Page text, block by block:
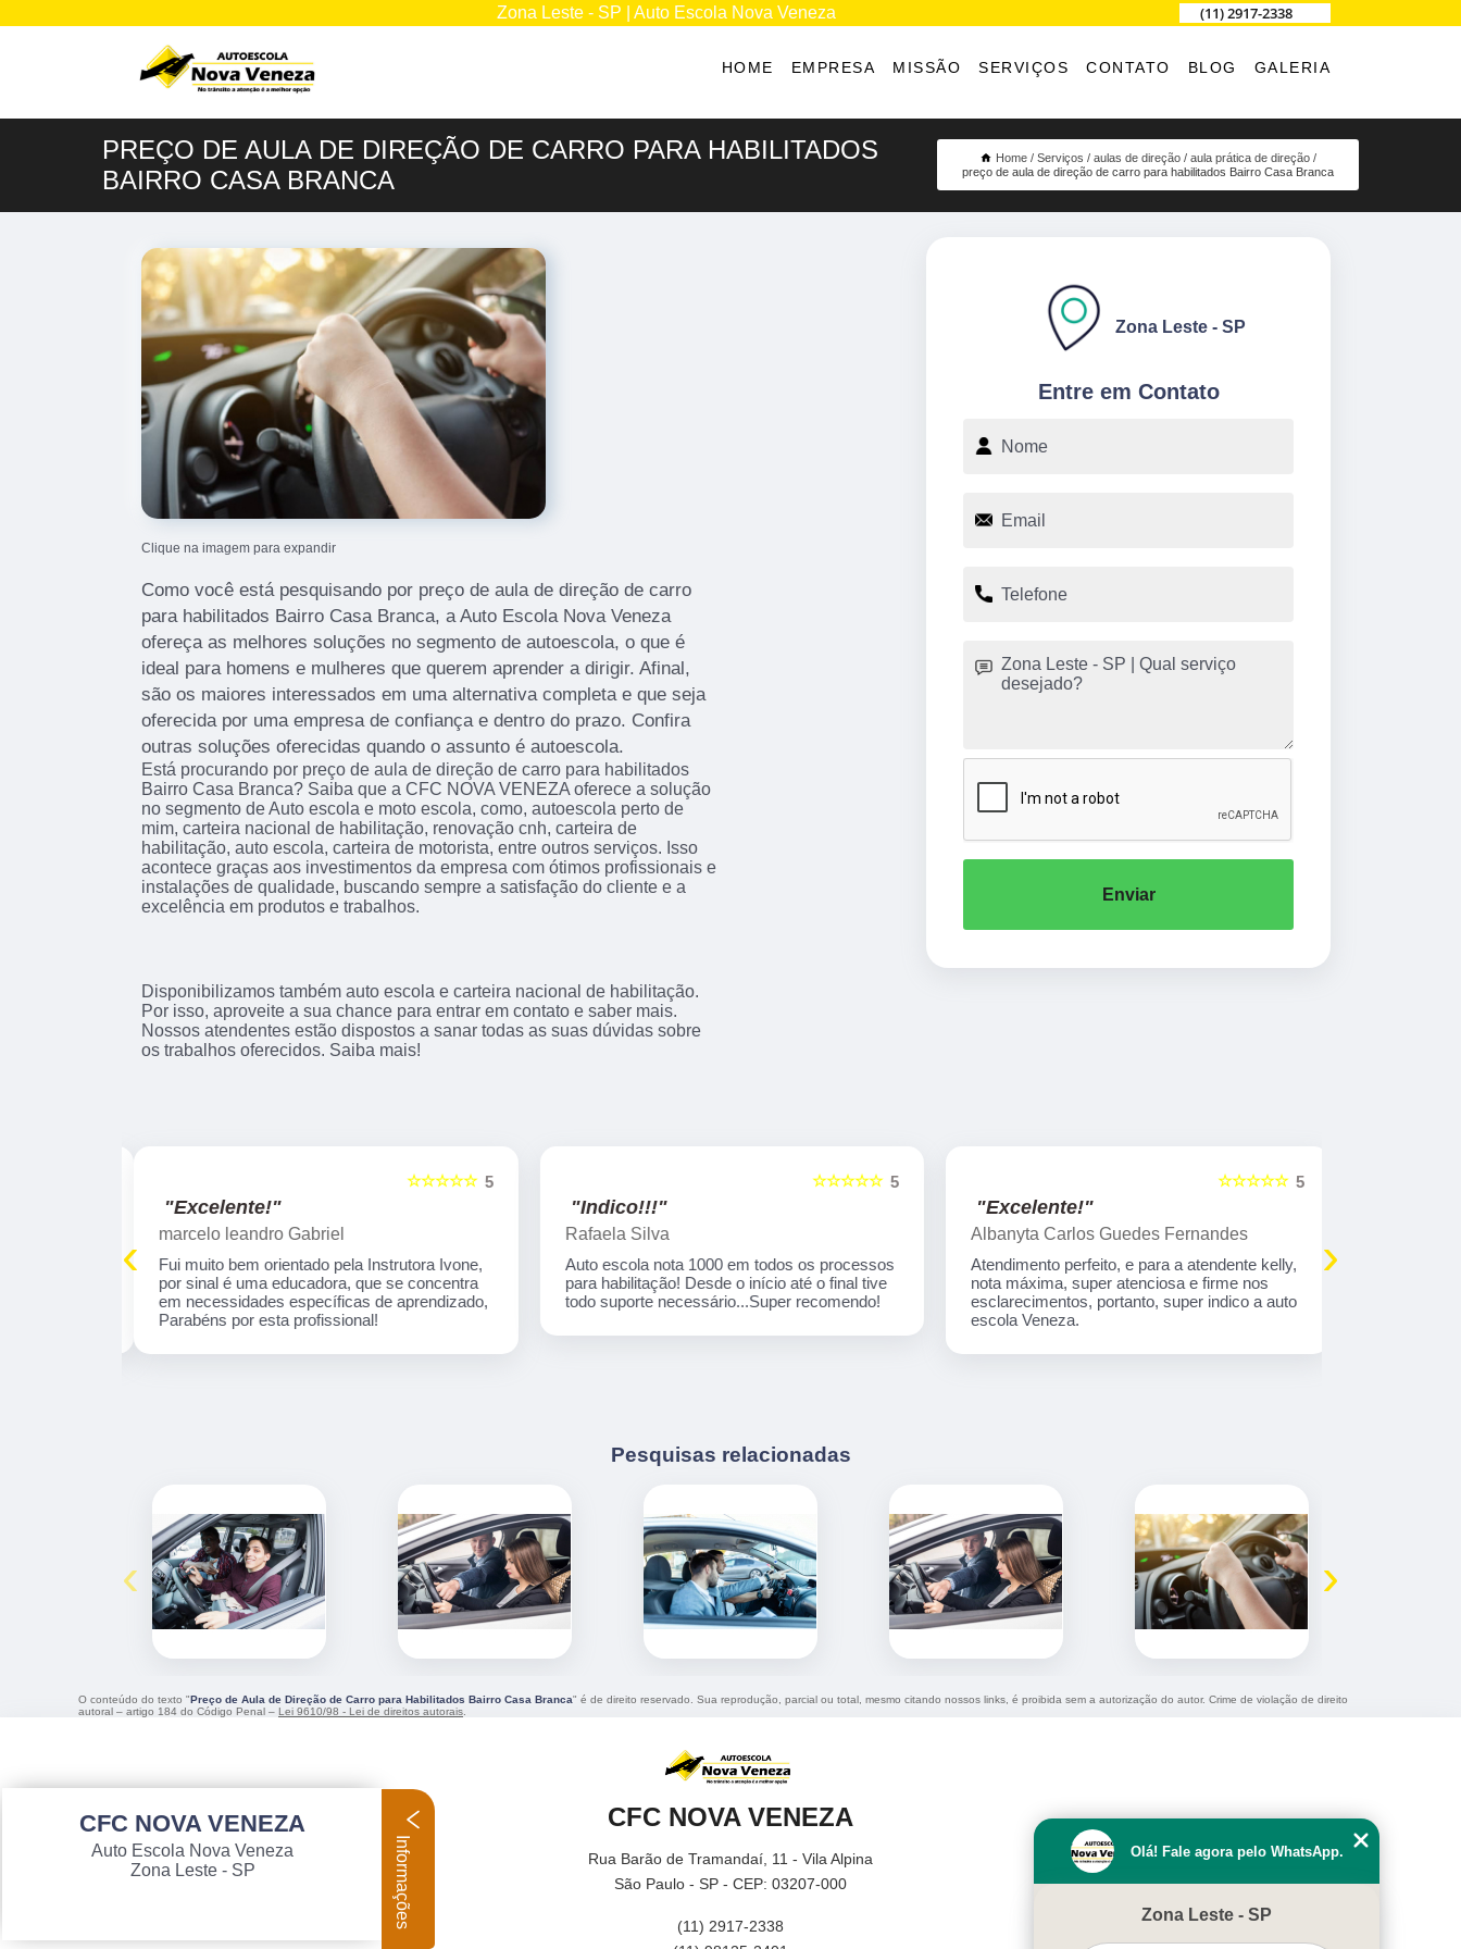
Zona Leste - SP | Auto Escola Nova Veneza (11) 2917-2338
HOME EMPRESA MISSÃO SERVIÇOS CONTATO BLOG GALERIA
PREÇO DE AULA DE DIREÇÃO DE CARRO PARA HABILITADOS
BAIRRO CASA BRANCA
Home Serviços aulas de direção
aula prática de direção
preço de aula de direção de carro para habilitados Bairro Casa Branca
Clique na imagem para expandir
Como você está pesquisando por preço de aula de direção de carro
para habilitados Bairro Casa Branca, a Auto Escola Nova Veneza
ofereça as melhores soluções no segmento de autoescola, o que é
ideal para homens e mulheres que querem aprender a dirigir. Afinal,
são os maiores interessados em uma alternativa completa e que seja
oferecida por uma empresa de confiança e dentro do prazo. Confira
outras soluções oferecidas quando o assunto é autoescola.
Está procurando por preço de aula de direção de carro para habilitados
Bairro Casa Branca? Saiba que a CFC NOVA VENEZA oferece a solução
no segmento de Auto escola e moto escola, como, autoescola perto de
mim, carteira nacional de habilitação, renovação cnh, carteira de
habilitação, auto escola, carteira de motorista, entre outros serviços. Isso
acontece graças aos investimentos da empresa com ótimos profissionais e
instalações de qualidade, buscando sempre a satisfação do cliente e a
excelência em produtos e trabalhos.
Disponibilizamos também auto escola e carteira nacional de habilitação.
Por isso, aproveite a sua chance para entrar em contato e saber mais.
Nossos atendentes estão dispostos a sanar todas as suas dúvidas sobre
os trabalhos oferecidos. Saiba mais!
Entre em Contato
Zona Leste - SP
Enviar
5
☆☆☆☆☆
"Excelente!"
marcelo leandro Gabriel
Fui muito bem orientado pela Instrutora Ivone,
por sinal é uma educadora, que se concentra
em necessidades específicas de aprendizado,
Parabéns por esta profissional!
5
☆☆☆☆☆
"Indico!!!"
Rafaela Silva
Auto escola nota 1000 em todos os processos
para habilitação! Desde o início até o final tive
todo suporte necessário...Super recomendo!
5
☆☆☆☆☆
"Excelente!"
Albanyta Carlos Guedes Fernandes
Atendimento perfeito, e para a atendente kelly,
nota máxima, super atenciosa e firme nos
esclarecimentos, portanto, super indico a auto
escola Veneza.
‹ ›
Pesquisas relacionadas
‹ ›
O conteúdo do texto "Preço de Aula de Direção de Carro para Habilitados Bairro Casa Branca" é de direito reservado. Sua reprodução, parcial ou total, mesmo citando nossos links, é proibida sem a autorização do autor. Crime de violação de direito
autoral – artigo 184 do Código Penal – Lei 9610/98 - Lei de direitos autorais
CFC NOVA VENEZA
Rua Barão de Tramandaí, 11 - Vila Alpina
São Paulo - SP - CEP: 03207-000
(11) 2917-2338
Olá! Fale agora pelo WhatsApp.
Zona Leste - SP
CFC NOVA VENEZA
Auto Escola Nova Veneza
Zona Leste - SP
Informações